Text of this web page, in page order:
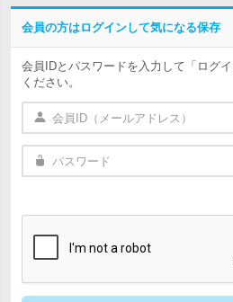
会員の方はログインして気になる保存
会員IDとパスワードを入力して「ログ
ください。